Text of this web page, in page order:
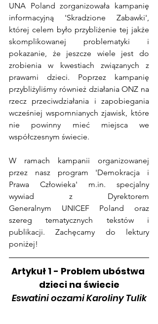
UNA Poland zorganizowała kampanię
informacyjną 'Skradzione Zabawki',
której celem było przybliżenie tej jakże
skomplikowanej problematyki i
pokazanie, że jeszcze wiele jest do
zrobienia w kwestiach związanych z
prawami dzieci. Poprzez kampanię
przybliżyliśmy również działania ONZ na
rzecz przeciwdziałania i zapobiegania
wcześniej wspomnianych zjawisk, które
nie powinny mieć miejsca we
współczesnym świecie.
W ramach kampanii organizowanej
przez nasz program 'Demokracja i
Prawa Człowieka' m.in. specjalny
wywiad z Dyrektorem
Generalnym UNICEF Poland oraz
szereg tematycznych tekstów i
publikacji. Zachęcamy do lektury
poniżej!
Artykuł 1 - Problem ubóstwa
dzieci na świecie
Eswatini oczami Karoliny Tulik